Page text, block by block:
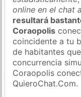
online en el chat
resultará
Coraopolis
coincidente a tu
de habitantes
concurrencia
Coraopolis
QuieroChat.Com.